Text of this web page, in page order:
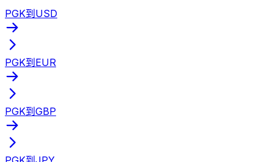
PGK到USD
PGK到EUR
PGK到GBP